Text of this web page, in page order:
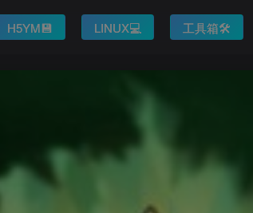
H5YM💾 LINUX💻 工具箱🛠️